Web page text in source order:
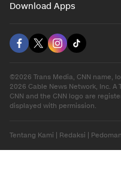
Download Apps
©2026 Trans Media, CNN name,
2026 Cable News Network, Inc. A
CNN and the CNN logo are
displayed with permission.
Tentang Kami Redaksi